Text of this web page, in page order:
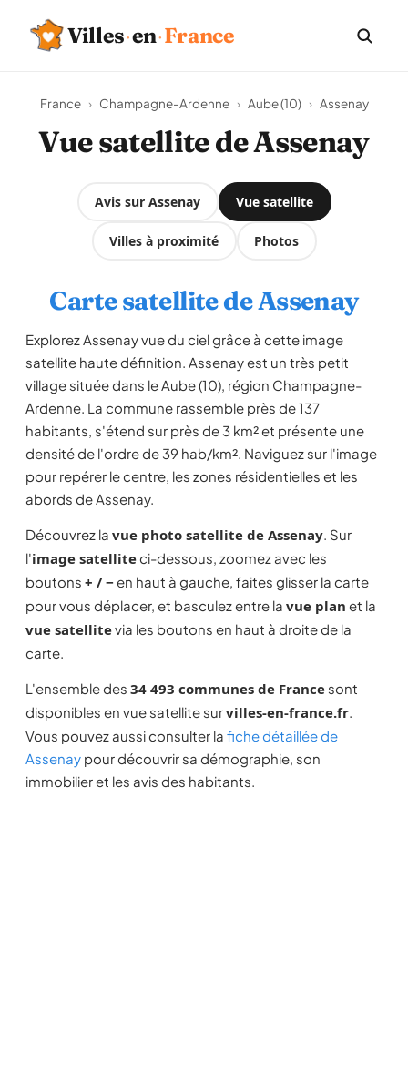
Villes·en·France
France › Champagne-Ardenne › Aube (10) › Assenay
Vue satellite de Assenay
Avis sur Assenay Vue satellite
Villes à proximité Photos
Carte satellite de Assenay
Explorez Assenay vue du ciel grâce à cette image
satellite haute définition. Assenay est un très petit
village située dans le Aube (10), région Champagne-
Ardenne. La commune rassemble près de 137
habitants, s'étend sur près de 3 km² et présente une
densité de l'ordre de 39 hab/km². Naviguez sur l'image
pour repérer le centre, les zones résidentielles et les
abords de Assenay.
Découvrez la vue photo satellite de Assenay. Sur
l'image satelliteci-dessous, zoomez avec les
boutons + / −en haut à gauche, faites glisser la carte
pour vous déplacer, et basculez entre la vue plan et la
vue satellitevia les boutons en haut à droite de la
carte.
L'ensemble des 34 493 communes de France sont
disponibles en vue satellite survilles-en-france.fr.
Vous pouvez aussi consulter la fiche détaillée de
Assenay pour découvrir sa démographie, son
immobilier et les avis des habitants.